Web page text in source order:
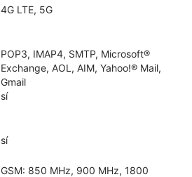
4G LTE, 5G
POP3, IMAP4, SMTP, Microsoft®
Exchange, AOL, AIM, Yahoo!® Mail,
Gmail
sí
sí
GSM: 850 MHz, 900 MHz, 1800